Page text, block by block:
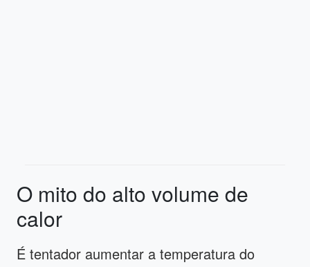
O mito do alto volume de
calor
É tentador aumentar a temperatura do